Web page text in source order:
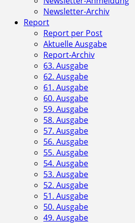
Newsletter-Archiv
Report
Report per Post
Aktuelle Ausgabe
Report-Archiv
63. Ausgabe
62. Ausgabe
61. Ausgabe
60. Ausgabe
59. Ausgabe
58. Ausgabe
57. Ausgabe
56. Ausgabe
55. Ausgabe
54. Ausgabe
53. Ausgabe
52. Ausgabe
51. Ausgabe
50. Ausgabe
49. Ausgabe